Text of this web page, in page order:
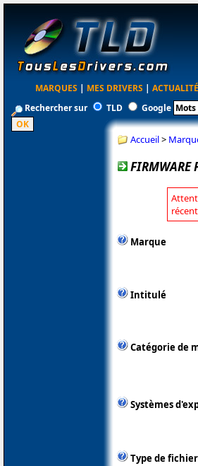
MARQUES | MES DRIVERS |
Rechercher sur
TLD Google
Accueil>
FIRMWARE
Marque
Intitulé
Catégorie de
Systèmes
Type de fichier